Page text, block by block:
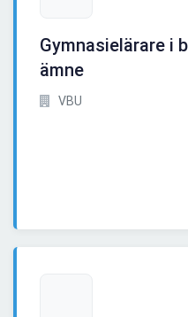
Gymnasielärare i
ämne
VBU